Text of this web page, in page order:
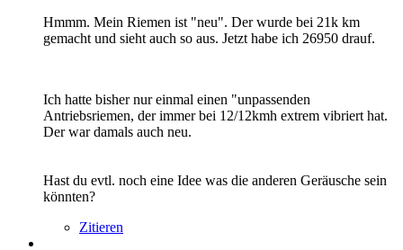
Hmmm. Mein Riemen ist "neu". Der wurde bei 21k km
gemacht und sieht auch so aus. Jetzt habe ich 26950 drauf.
Ich hatte bisher nur einmal einen "unpassenden
Antriebsriemen, der immer bei 12/12kmh extrem vibriert hat.
Der war damals auch neu.
Hast du evtl. noch eine Idee was die anderen Geräusche sein
könnten?
Zitieren